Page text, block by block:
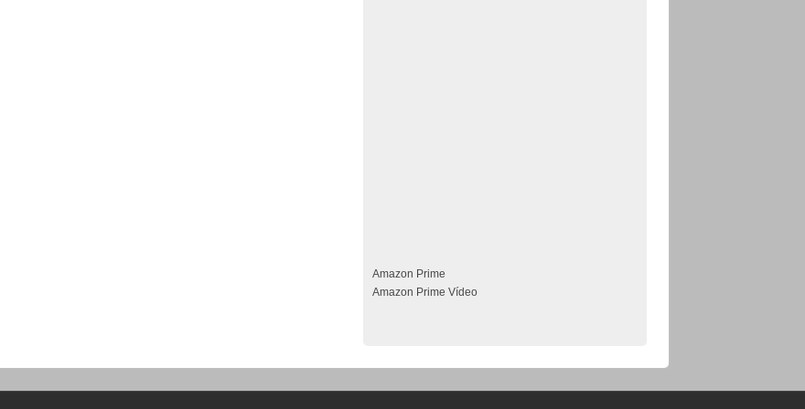
Amazon Prime
Amazon Prime Vídeo